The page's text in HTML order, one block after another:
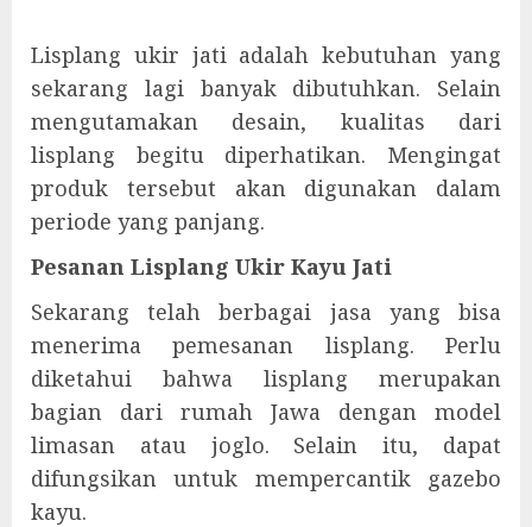
Lisplang ukir jati adalah kebutuhan yang
sekarang lagi banyak dibutuhkan. Selain
mengutamakan desain, kualitas dari
lisplang begitu diperhatikan. Mengingat
produk tersebut akan digunakan dalam
periode yang panjang.
Pesanan Lisplang Ukir Kayu Jati
Sekarang telah berbagai jasa yang bisa
menerima pemesanan lisplang. Perlu
diketahui bahwa lisplang merupakan
bagian dari rumah Jawa dengan model
limasan atau joglo. Selain itu, dapat
difungsikan untuk mempercantik gazebo
kayu.